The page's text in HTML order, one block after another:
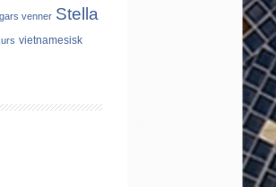
venner Stella
vietnamesisk